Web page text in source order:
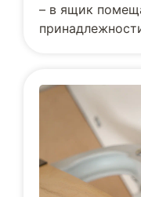
– в ящик